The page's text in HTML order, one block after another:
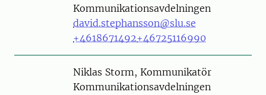
Kommunikationsavdelningen
david.stephansson@slu.se
+4618671492+46725116990
PersonNiklas Storm, Kommunikatör
Kommunikationsavdelningen